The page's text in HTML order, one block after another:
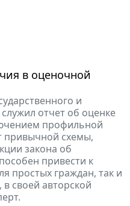
в оценочной
и
отчет об оценке
профильной
привычной схемы,
закона об
привести к
простых граждан, так и
своей авторской